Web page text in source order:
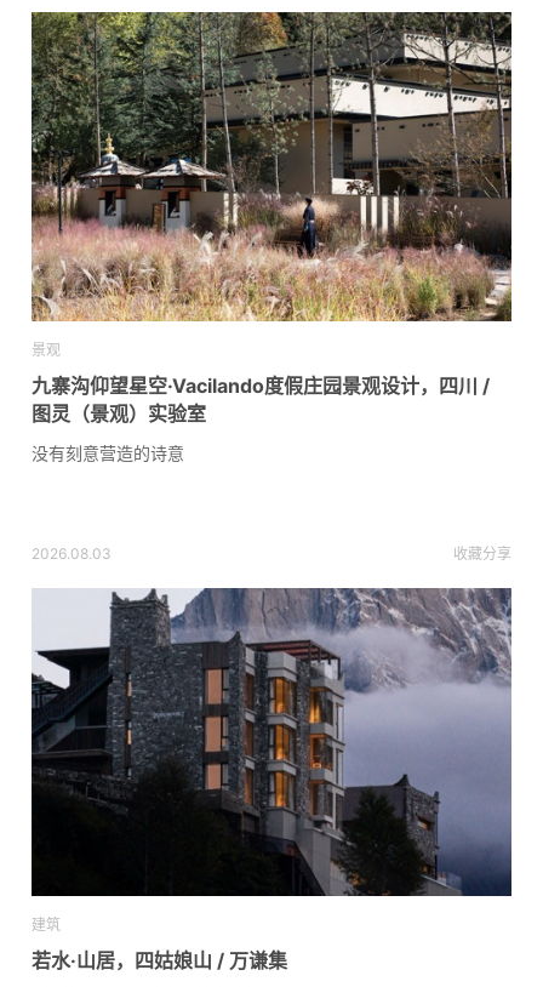
景观
九寨沟仰望星空·Vacilando度假庄园景观设计，四川 /
图灵（景观）实验室
没有刻意营造的诗意
2026.08.03 收藏分享
建筑
若水·山居，四姑娘山 / 万谦集